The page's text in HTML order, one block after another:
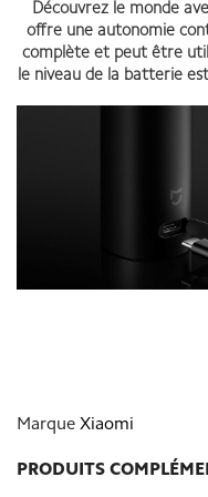
Découvrez le monde
offre une autonomie
complète et peut être
le niveau de la batterie
Marque Xiaomi
PRODUITS